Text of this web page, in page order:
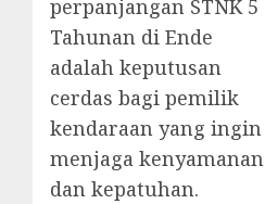
perpanjangan STNK 5
Tahunan di Ende
adalah keputusan
cerdas bagi pemilik
kendaraan yang ingin
menjaga kenyamanan
dan kepatuhan.